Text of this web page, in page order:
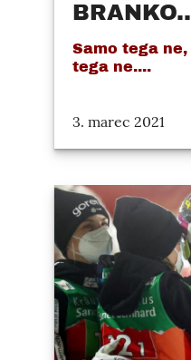
Samo tega
tega ne....
3. marec 2021